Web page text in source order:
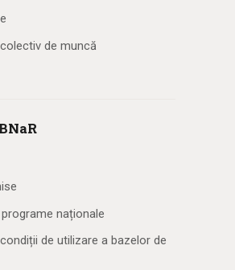
de muncă
naționale
de utilizare a bazelor de